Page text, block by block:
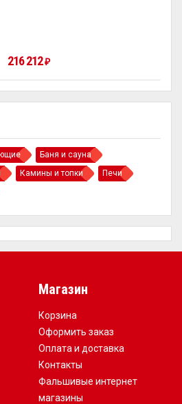
Баня и сауна
Камины и топки
Печи
216 212₽
Магазин
Корзина
Оформить заказ
Оплата и доставка
Контакты
Фальшивые интернет
магазины